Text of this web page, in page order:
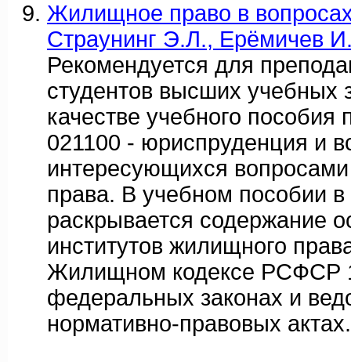
Жилищное право в
Страунинг Э.Л., Ерёмичев
Рекомендуется для
студентов высших учебных
качестве учебного пособия
021100 - юриспруденция и
интересующихся
права. В учебном пособии
раскрывается содержание
институтов жилищного
Жилищном кодексе РСФСР
федеральных законах и
нормативно-правовых актах.